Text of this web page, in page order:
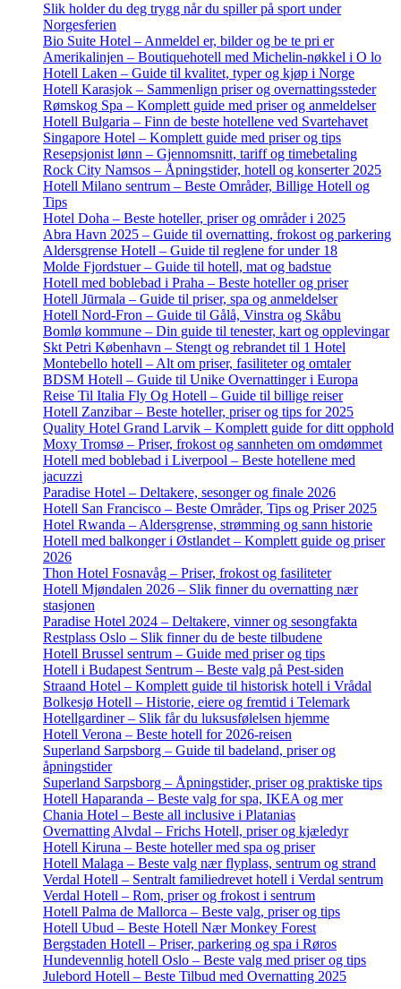
Slik holder du deg trygg når du spiller på sport under
Norgesferien
Bio Suite Hotel – Anmeldel er, bilder og be te pri er
Amerikalinjen – Boutiquehotell med Michelin-nøkkel i O lo
Hotell Laken – Guide til kvalitet, typer og kjøp i Norge
Hotell Karasjok – Sammenlign priser og overnattingssteder
Rømskog Spa – Komplett guide med priser og anmeldelser
Hotell Bulgaria – Finn de beste hotellene ved Svartehavet
Singapore Hotel – Komplett guide med priser og tips
Resepsjonist lønn – Gjennomsnitt, tariff og timebetaling
Rock City Namsos – Åpningstider, hotell og konserter 2025
Hotell Milano sentrum – Beste Områder, Billige Hotell og
Tips
Hotel Doha – Beste hoteller, priser og områder i 2025
Abra Havn 2025 – Guide til overnatting, frokost og parkering
Aldersgrense Hotell – Guide til reglene for under 18
Molde Fjordstuer – Guide til hotell, mat og badstue
Hotell med boblebad i Praha – Beste hoteller og priser
Hotell Jūrmala – Guide til priser, spa og anmeldelser
Hotell Nord-Fron – Guide til Gålå, Vinstra og Skåbu
Bomlø kommune – Din guide til tenester, kart og opplevingar
Skt Petri København – Stengt og rebrandet til 1 Hotel
Montebello hotell – Alt om priser, fasiliteter og omtaler
BDSM Hotell – Guide til Unike Overnattinger i Europa
Reise Til Italia Fly Og Hotell – Guide til billige reiser
Hotell Zanzibar – Beste hoteller, priser og tips for 2025
Quality Hotel Grand Larvik – Komplett guide for ditt opphold
Moxy Tromsø – Priser, frokost og sannheten om omdømmet
Hotell med boblebad i Liverpool – Beste hotellene med
jacuzzi
Paradise Hotel – Deltakere, sesonger og finale 2026
Hotell San Francisco – Beste Områder, Tips og Priser 2025
Hotel Rwanda – Aldersgrense, strømming og sann historie
Hotell med balkonger i Østlandet – Komplett guide og priser
2026
Thon Hotel Fosnavåg – Priser, frokost og fasiliteter
Hotell Mjøndalen 2026 – Slik finner du overnatting nær
stasjonen
Paradise Hotel 2024 – Deltakere, vinner og sesongfakta
Restplass Oslo – Slik finner du de beste tilbudene
Hotell Brussel sentrum – Guide med priser og tips
Hotell i Budapest Sentrum – Beste valg på Pest-siden
Straand Hotel – Komplett guide til historisk hotell i Vrådal
Bolkesjø Hotell – Historie, eiere og fremtid i Telemark
Hotellgardiner – Slik får du luksusfølelsen hjemme
Hotell Verona – Beste hotell for 2026-reisen
Superland Sarpsborg – Guide til badeland, priser og
åpningstider
Superland Sarpsborg – Åpningstider, priser og praktiske tips
Hotell Haparanda – Beste valg for spa, IKEA og mer
Chania Hotel – Beste all inclusive i Platanias
Overnatting Alvdal – Frichs Hotell, priser og kjæledyr
Hotell Kiruna – Beste hoteller med spa og priser
Hotell Malaga – Beste valg nær flyplass, sentrum og strand
Verdal Hotell – Sentralt familiedrevet hotell i Verdal sentrum
Verdal Hotell – Rom, priser og frokost i sentrum
Hotell Palma de Mallorca – Beste valg, priser og tips
Hotell Ubud – Beste Hotell Nær Monkey Forest
Bergstaden Hotell – Priser, parkering og spa i Røros
Hundevennlig hotell Oslo – Beste valg med priser og tips
Julebord Hotell – Beste Tilbud med Overnatting 2025